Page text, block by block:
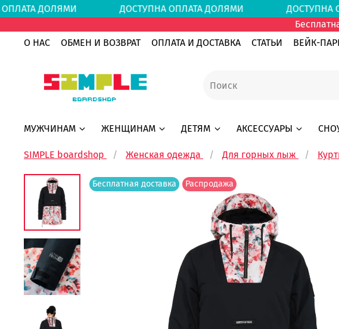
ОПЛАТА ДОЛЯМИ ДОСТУПНА ОПЛАТА ДОЛЯМИ
О НАС
ОБМЕН И ВОЗВРАТ ОПЛАТА И ДОСТАВКА СТАТЬИ ВЕЙК-
МУЖЧИНАМ ЖЕНЩИНАМ ДЕТЯМ АКСЕССУАРЫ
SIMPLE boardshop Женская одежда Для горных лыж
Бесплатная доставка Распродажа